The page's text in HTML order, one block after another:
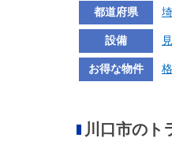
都道府県
設備
お得な物件
川口市のト